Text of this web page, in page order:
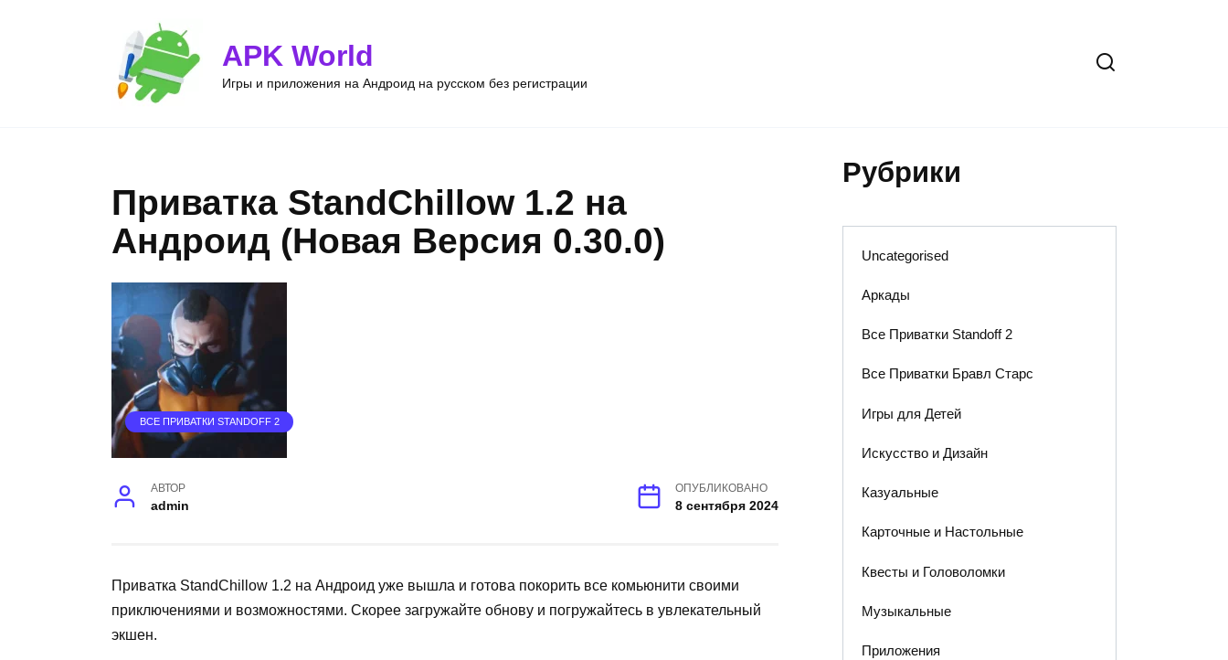
APK World
Игры и приложения на Андроид на русском без регистрации
Приватка StandChillow 1.2 на
Андроид (Новая Версия 0.30.0)
ВСЕ ПРИВАТКИ STANDOFF 2
АВТОР
admin
ОПУБЛИКОВАНО
8 сентября 2024
Приватка StandChillow 1.2 на Андроид уже вышла и готова покорить все комьюнити своими
приключениями и возможностями. Скорее загружайте обнову и погружайтесь в увлекательный
экшен.
Рубрики
Uncategorised
Аркады
Все Приватки Standoff 2
Все Приватки Бравл Старс
Игры для Детей
Искусство и Дизайн
Казуальные
Карточные и Настольные
Квесты и Головоломки
Музыкальные
Приложения